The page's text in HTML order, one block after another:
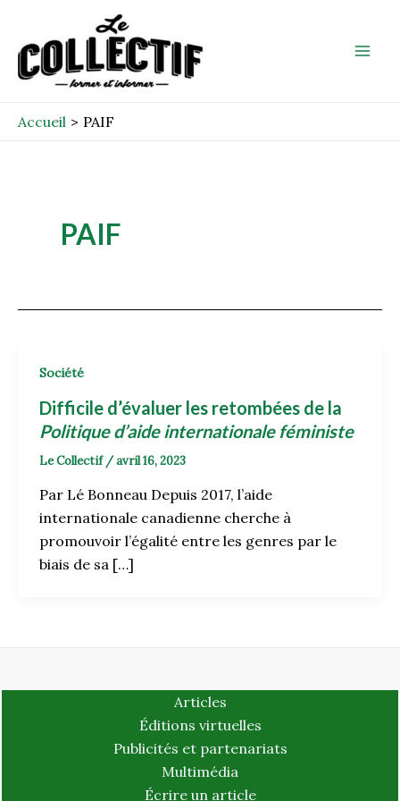
contenu
Accueil PAIF
PAIF
Société
Difficile d’évaluer les retombées de la
Politique d’aide internationale féministe
Le Collectif /avril 16, 2023
Par Lé Bonneau Depuis 2017, l’aide
internationale canadienne cherche à
promouvoir l’égalité entre les genres par le
biais de sa […]
Articles
Éditions virtuelles
Publicités et partenariats
Multimédia
Écrire un article